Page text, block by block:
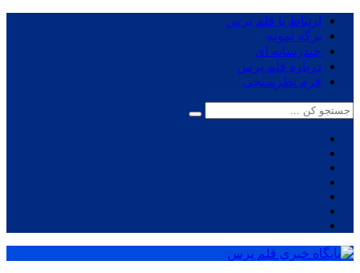
ارتباط با قلم پرس
برگه نمونه
چندرسانه ای
درباره قلم پرس
فرم نظرسنجی